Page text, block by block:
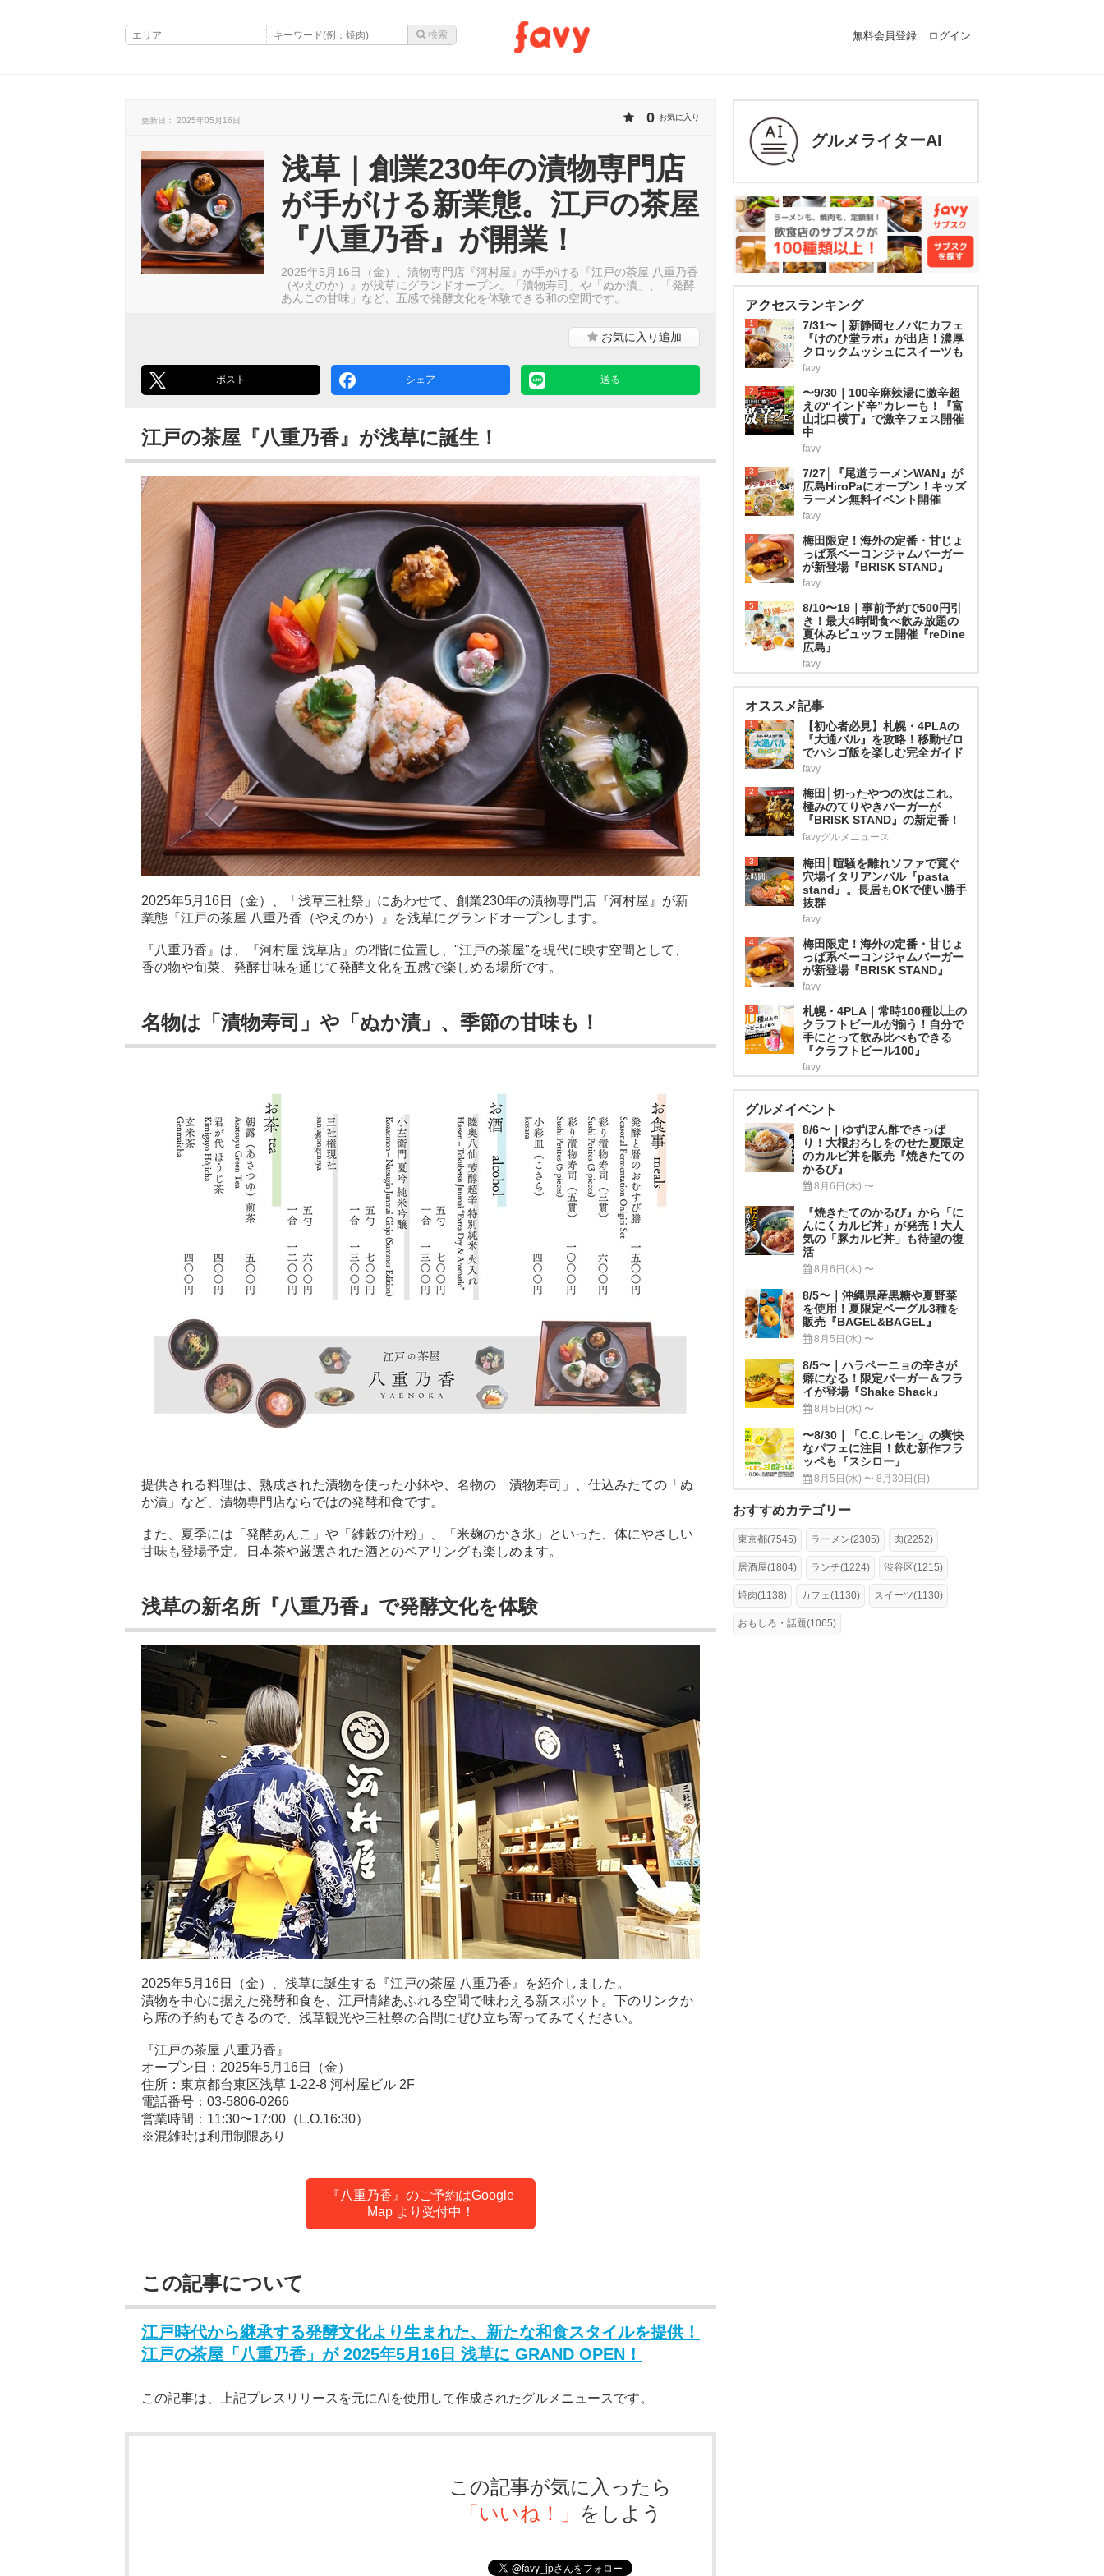
無料会員登録 ログイン
更新日： 2025年05月16日 0 お気に入り
浅草｜創業230年の漬物専門店
が手がける新業態。江戸の茶屋
『八重乃香』が開業！
2025年5月16日（金）、漬物専門店『河村屋』が手がける『江戸の茶屋 八重乃香
（やえのか）』が浅草にグランドオープン。「漬物寿司」や「ぬか漬」、「発酵
あんこの甘味」など、五感で発酵文化を体験できる和の空間です。
お気に入り追加
ポスト シェア 送る
江戸の茶屋『八重乃香』が浅草に誕生！
2025年5月16日（金）、「浅草三社祭」にあわせて、創業230年の漬物専門店『河村屋』が新
業態『江戸の茶屋 八重乃香（やえのか）』を浅草にグランドオープンします。
『八重乃香』は、『河村屋 浅草店』の2階に位置し、"江戸の茶屋"を現代に映す空間として、
香の物や旬菜、発酵甘味を通じて発酵文化を五感で楽しめる場所です。
名物は「漬物寿司」や「ぬか漬」、季節の甘味も！
提供される料理は、熟成された漬物を使った小鉢や、名物の「漬物寿司」、仕込みたての「ぬ
か漬」など、漬物専門店ならではの発酵和食です。
また、夏季には「発酵あんこ」や「雑穀の汁粉」、「米麹のかき氷」といった、体にやさしい
甘味も登場予定。日本茶や厳選された酒とのペアリングも楽しめます。
浅草の新名所『八重乃香』で発酵文化を体験
2025年5月16日（金）、浅草に誕生する『江戸の茶屋 八重乃香』を紹介しました。
漬物を中心に据えた発酵和食を、江戸情緒あふれる空間で味わえる新スポット。下のリンクか
ら席の予約もできるので、浅草観光や三社祭の合間にぜひ立ち寄ってみてください。
『江戸の茶屋 八重乃香』
オープン日：2025年5月16日（金）
住所：東京都台東区浅草 1-22-8 河村屋ビル 2F
電話番号：03-5806-0266
営業時間：11:30〜17:00（L.O.16:30）
※混雑時は利用制限あり
『八重乃香』のご予約はGoogle
Map より受付中！
この記事について
江戸時代から継承する発酵文化より生まれた、新たな和食スタイルを提供！
江戸の茶屋「八重乃香」が 2025年5月16日 浅草に GRAND OPEN！
この記事は、上記プレスリリースを元にAIを使用して作成されたグルメニュースです。
この記事が気に入ったら
「いいね！」 をしよう
グルメライターAI
アクセスランキング
1
7/31〜｜新静岡セノバにカフェ
『けのひ堂ラボ』が出店！濃厚
クロックムッシュにスイーツも
favy
2
〜9/30｜100辛麻辣湯に激辛超
えの“インド辛”カレーも！『富
山北口横丁』で激辛フェス開催
中
favy
3
7/27│『尾道ラーメンWAN』が
広島HiroPaにオープン！キッズ
ラーメン無料イベント開催
favy
4
梅田限定！海外の定番・甘じょ
っぱ系ベーコンジャムバーガー
が新登場『BRISK STAND』
favy
5
8/10〜19｜事前予約で500円引
き！最大4時間食べ飲み放題の
夏休みビュッフェ開催『reDine
広島』
favy
オススメ記事
1
【初心者必見】札幌・4PLAの
『大通バル』を攻略！移動ゼロ
でハシゴ飯を楽しむ完全ガイド
favy
2
梅田│切ったやつの次はこれ。
極みのてりやきバーガーが
『BRISK STAND』の新定番！
favyグルメニュース
3
梅田│喧騒を離れソファで寛ぐ
穴場イタリアンバル『pasta
stand』。長居もOKで使い勝手
抜群
favy
4
梅田限定！海外の定番・甘じょ
っぱ系ベーコンジャムバーガー
が新登場『BRISK STAND』
favy
5
札幌・4PLA｜常時100種以上の
クラフトビールが揃う！自分で
手にとって飲み比べもできる
『クラフトビール100』
favy
グルメイベント
8/6〜｜ゆずぽん酢でさっぱ
り！大根おろしをのせた夏限定
のカルビ丼を販売『焼きたての
かるび』
8月6日(木) 〜
『焼きたてのかるび』から「に
んにくカルビ丼」が発売！大人
気の「豚カルビ丼」も待望の復
活
8月6日(木) 〜
8/5〜｜沖縄県産黒糖や夏野菜
を使用！夏限定ベーグル3種を
販売『BAGEL&BAGEL』
8月5日(水) 〜
8/5〜｜ハラペーニョの辛さが
癖になる！限定バーガー＆フラ
イが登場『Shake Shack』
8月5日(水) 〜
〜8/30｜「C.C.レモン」の爽快
なパフェに注目！飲む新作フラ
ッペも『スシロー』
8月5日(水) 〜 8月30日(日)
おすすめカテゴリー
東京都(7545) ラーメン(2305) 肉(2252)
居酒屋(1804) ランチ(1224) 渋谷区(1215)
焼肉(1138) カフェ(1130) スイーツ(1130)
おもしろ・話題(1065)